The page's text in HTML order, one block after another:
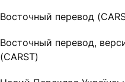
Восточный перевод
Восточный перевод,
(CARST)